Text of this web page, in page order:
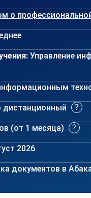
о
Управление
дистанционный
(от 1 месяца)
2026
документов в